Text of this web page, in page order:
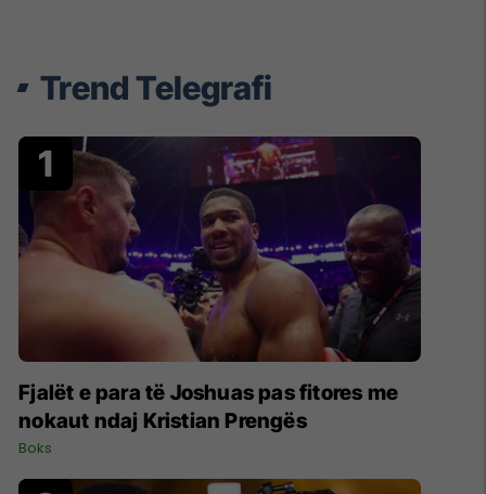
Trend Telegrafi
Fjalët e para të Joshuas pas fitores me
nokaut ndaj Kristian Prengës
Boks